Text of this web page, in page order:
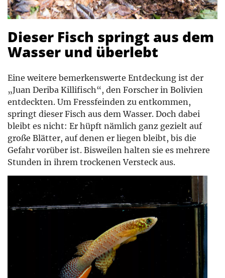
Dieser Fisch springt aus dem
Wasser und überlebt
Eine weitere bemerkenswerte Entdeckung ist der
„Juan Deriba Killifisch“, den Forscher in Bolivien
entdeckten. Um Fressfeinden zu entkommen,
springt dieser Fisch aus dem Wasser. Doch dabei
bleibt es nicht: Er hüpft nämlich ganz gezielt auf
große Blätter, auf denen er liegen bleibt, bis die
Gefahr vorüber ist. Bisweilen halten sie es mehrere
Stunden in ihrem trockenen Versteck aus.